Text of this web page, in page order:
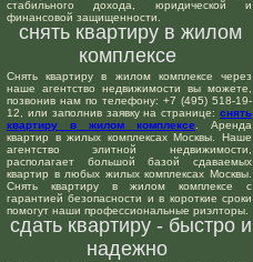
стабильного дохода, юридической и
финансовой защищенности.
снять квартиру в жилом
комплексе
Снять квартиру в жилом комплексе через
наше агентство недвижимости вы можете,
позвонив нам по телефону: +7 (495) 518-19-
12, или заполнив заявку на странице: снять
квартиру в жилом комплексе . Аренда
квартир в жилых комплексах Москвы. Наше
агентство элитной недвижимости,
располагает большой базой сдаваемых
квартир в любых жилых комплексах Москвы.
Снять квартиру в жилом комплексе с
гарантией безопасности и в короткие сроки
помогут наши профессиональные риэлторы.
сдать квартиру - быстро и
надежно